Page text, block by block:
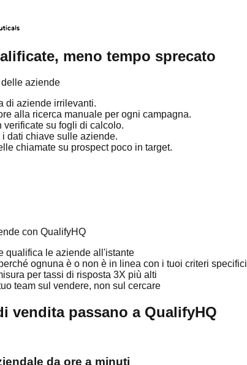
meno tempo sprecato
aziende
di aziende irrilevanti.
alla ricerca manuale per ogni campagna.
verificate su fogli di calcolo.
i dati chiave sulle aziende.
chiamate su prospect poco in target.
con QualifyHQ
qualifica le aziende all'istante
ognuna è o non è in linea con i tuoi criteri specifici
per tassi di risposta 3X più alti
team sul vendere, non sul cercare
vendita passano a QualifyHQ
da ore a minuti